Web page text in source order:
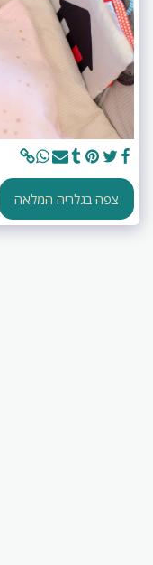
צפה בגלריה המלאה